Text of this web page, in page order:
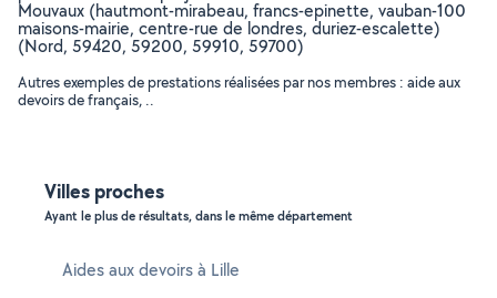
Mouvaux (hautmont-mirabeau, francs-epinette, vauban-100
maisons-mairie, centre-rue de londres, duriez-escalette)
(Nord, 59420, 59200, 59910, 59700)
Autres exemples de prestations réalisées par nos membres : aide aux
devoirs de français, ..
Villes proches
Ayant le plus de résultats, dans le même département
Aides aux devoirs à Lille